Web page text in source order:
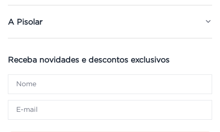
A Pisolar
Receba novidades e descontos exclusivos